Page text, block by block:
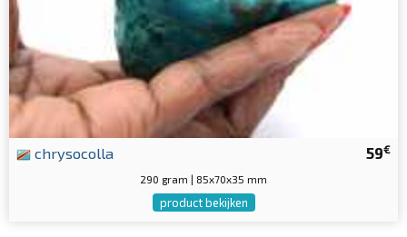
59€
chrysocolla
290 gram | 85x70x35 mm
product bekijken